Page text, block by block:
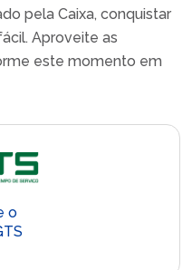
pela Caixa, conquistar
Aproveite as
este momento em
o